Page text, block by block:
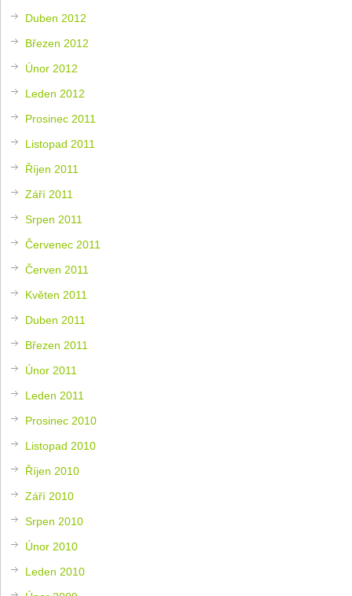
Duben 2012
Březen 2012
Únor 2012
Leden 2012
Prosinec 2011
Listopad 2011
Říjen 2011
Září 2011
Srpen 2011
Červenec 2011
Červen 2011
Květen 2011
Duben 2011
Březen 2011
Únor 2011
Leden 2011
Prosinec 2010
Listopad 2010
Říjen 2010
Září 2010
Srpen 2010
Únor 2010
Leden 2010